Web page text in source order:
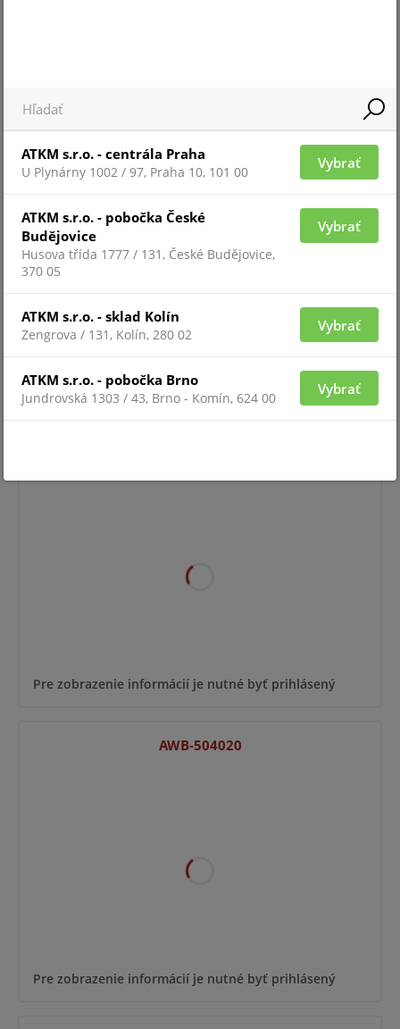
AWB-382813
Pre zobrazenie informácií je nutné byť prihlásený
Pre zobrazenie informácií je nutné byť prihlásený
AWB-504020
Pre zobrazenie informácií je nutné byť prihlásený
ATKM s.r.o. - centrála Praha
U Plynárny 1002 / 97, Praha 10, 101 00
Vybrať
ATKM s.r.o. - pobočka České
Budějovice
Husova třída 1777 / 131, České Budějovice,
370 05
Vybrať
ATKM s.r.o. - sklad Kolín
Zengrova / 131, Kolín, 280 02
Vybrať
ATKM s.r.o. - pobočka Brno
Jundrovská 1303 / 43, Brno - Komín, 624 00
Vybrať